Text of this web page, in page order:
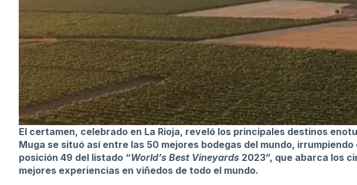
El certamen, celebrado en La Rioja, reveló los principales destinos
Muga se situó así entre las 50 mejores bodegas del mundo,
posición 49 del listado “World’s Best Vineyards 2023”, que abarca los
mejores experiencias en viñedos de todo el mundo.